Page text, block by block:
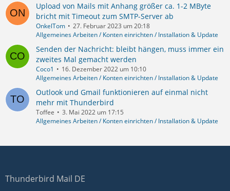
Upload von Mails mit Anhang größer ca. 1-2 MByte
bricht mit Timeout zum SMTP-Server ab
OnkelTom
27. Februar 2023 um 20:18
Allgemeines Arbeiten / Konten einrichten / Installation & Update
Senden der Nachricht: bleibt hängen, muss immer ein
zweites Mal gemacht werden
Coco1
16. Dezember 2022 um 10:10
Allgemeines Arbeiten / Konten einrichten / Installation & Update
Outlook und Gmail funktionieren auf einmal nicht
mehr mit Thunderbird
Toffee
3. Mai 2022 um 17:15
Allgemeines Arbeiten / Konten einrichten / Installation & Update
Thunderbird Mail DE